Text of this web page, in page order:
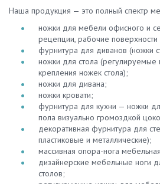
Наша продукция — это полный спектр
ножки для мебели офисного и
рецепции, рабочие
фурнитура для диванов (ножки
ножки для стола (регулируемые
крепления ножек стола);
ножки для дивана;
ножки кровати;
фурнитура для кухни — ножки
пола визуально громоздкой
декоративная фурнитура для
пластиковые и металлические);
массивная опора-нога
дизайнерские мебельные ноги
столов;